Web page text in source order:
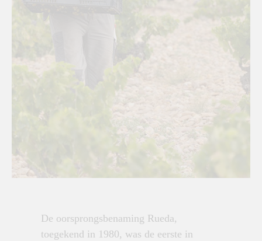
De oorsprongsbenaming Rueda,
toegekend in 1980, was de eerste in